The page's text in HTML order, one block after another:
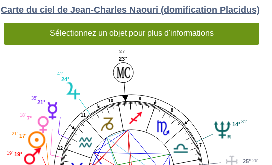
Carte du ciel de Jean-Charles Naouri (domification Placidus)
Sélectionnez un objet pour plus d'informations
7
8
9
10
11
12
25° 26'
14°31'
23°
55'
24°
41'
21°
35'
7°
18'
17°
21'
19°
19'